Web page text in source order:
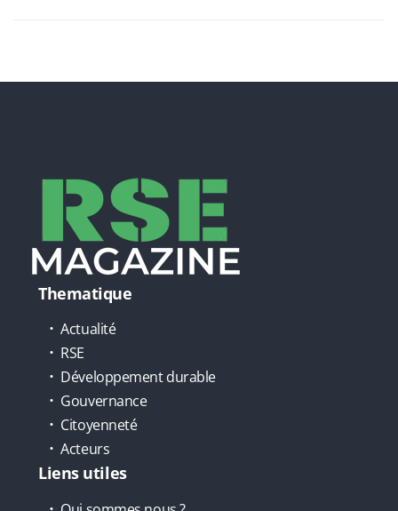
Thematique
Actualité
RSE
Développement durable
Gouvernance
Citoyenneté
Acteurs
Liens utiles